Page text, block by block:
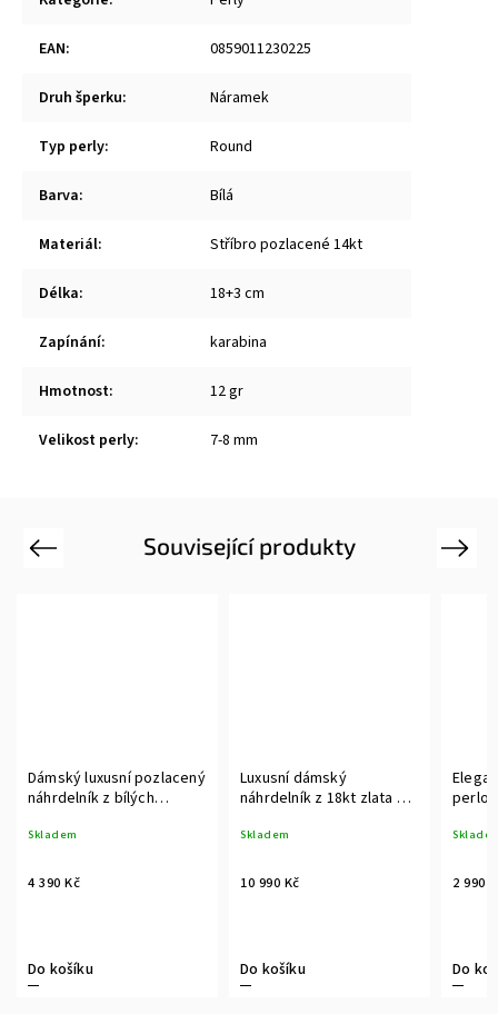
EAN: 0859011230225
Druh šperku: Náramek
Typ perly: Round
Barva: Bílá
Materiál: Stříbro pozlacené 14kt
Délka: 18+3 cm
Zapínání: karabina
Hmotnost: 12 gr
Velikost perly: 7-8 mm
Související produkty
Previous
Dámský luxusní pozlacený
náhrdelník z bílých
Skladem
4 390 Kč
Do košíku
Luxusní dámský
náhrdelník z 18kt zlata s
Skladem
10 990 Kč
Do košíku
perel
2 990
Do
Next